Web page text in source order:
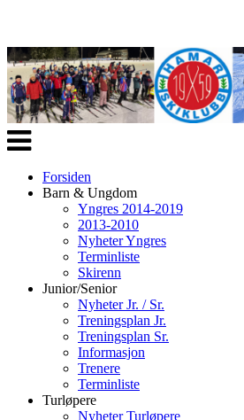
Veksle
navigasjon
Forsiden
Barn & Ungdom
Yngres 2014-2019
2013-2010
Nyheter Yngres
Terminliste
Skirenn
Junior/Senior
Nyheter Jr. / Sr.
Treningsplan Jr.
Treningsplan Sr.
Informasjon
Trenere
Terminliste
Turløpere
Nyheter Turløpere